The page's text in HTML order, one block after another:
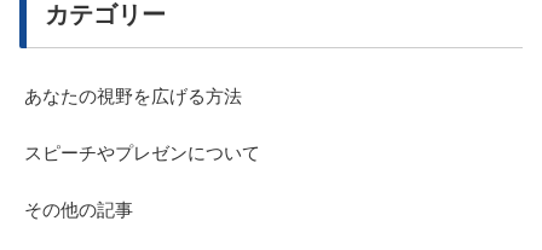
カテゴリー
あなたの視野を広げる方法
スピーチやプレゼンについて
その他の記事